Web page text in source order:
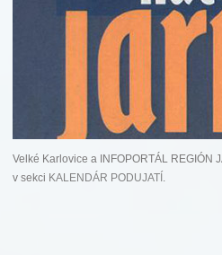
Velké Karlovice a INFOPORTÁL REGIÓN
v sekci KALENDÁR PODUJATÍ .